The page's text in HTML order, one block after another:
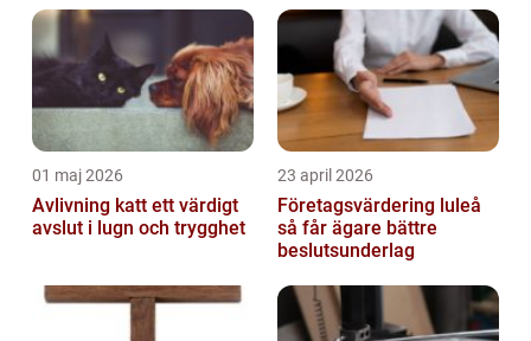
01 maj 2026
Avlivning katt ett värdigt
avslut i lugn och trygghet
23 april 2026
Företagsvärdering luleå
så får ägare bättre
beslutsunderlag